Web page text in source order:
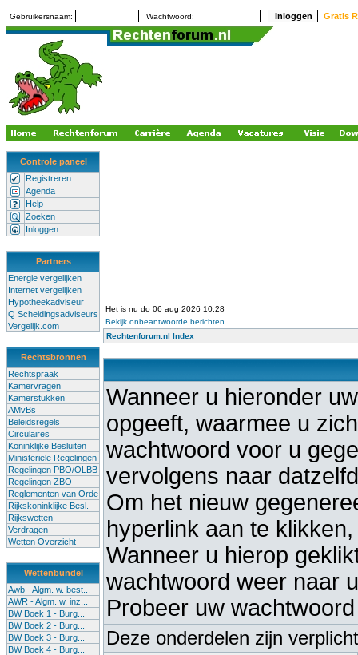
Gebruikersnaam: Wachtwoord: Gratis
Controle paneel
Registreren
Agenda
Help
Zoeken
Inloggen
Partners
Energie vergelijken
Internet vergelijken
Hypotheekadviseur
Q Scheidingsadviseurs
Vergelijk.com
Rechtsbronnen
Rechtspraak
Kamervragen
Kamerstukken
AMvBs
Beleidsregels
Circulaires
Koninklijke Besluiten
Ministeriële Regelingen
Regelingen PBO/OLBB
Regelingen ZBO
Reglementen van Orde
Rijkskoninklijke Besl.
Rijkswetten
Verdragen
Wetten Overzicht
Wettenbundel
Awb - Algm. w. best...
AWR - Algm. w. inz...
BW Boek 1 - Burg...
BW Boek 2 - Burg...
BW Boek 3 - Burg...
BW Boek 4 - Burg...
Het is nu do 06 aug 2026 10:28
Bekijk onbeantwoorde berichten
Rechtenforum.nl Index
Wanneer u hieronder
opgeeft, waarmee u
wachtwoord voor u
vervolgens naar
Om het nieuw
hyperlink aan te
Wanneer u hierop
wachtwoord weer naar
Probeer uw
Deze onderdelen zijn verplicht